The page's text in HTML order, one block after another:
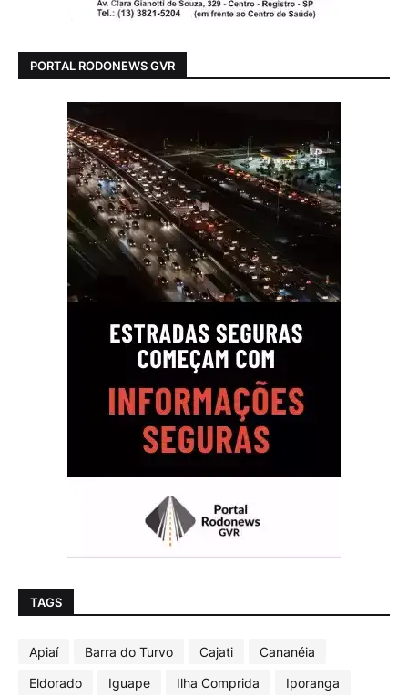
PORTAL RODONEWS GVR
TAGS
Apiaí Barra do Turvo Cajati
Cananéia
Eldorado
Iguape Ilha Comprida
Iporanga